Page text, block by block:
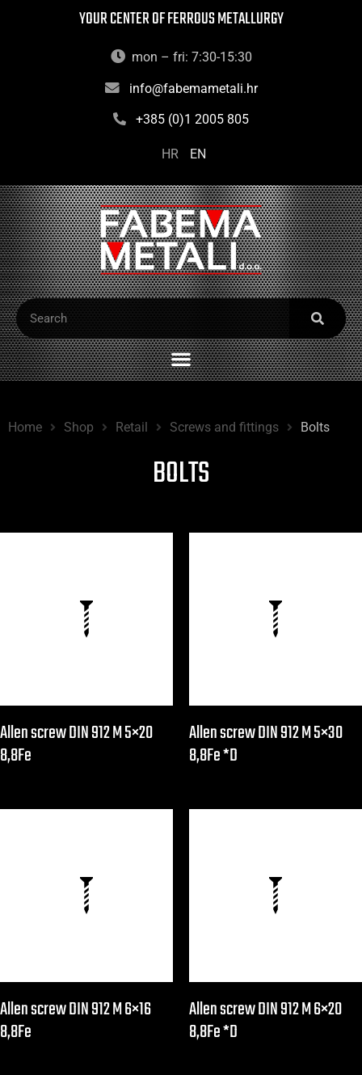
YOUR CENTER OF FERROUS METALLURGY
mon – fri: 7:30-15:30
info@fabemametali.hr
+385 (0)1 2005 805
HR EN
Home Shop Retail Screws and fittings Bolts
BOLTS
Allen screw DIN 912 M 5×20
8,8Fe
Allen screw DIN 912 M 5×30
8,8Fe *D
Allen screw DIN 912 M 6×16
8,8Fe
Allen screw DIN 912 M 6×20
8,8Fe *D